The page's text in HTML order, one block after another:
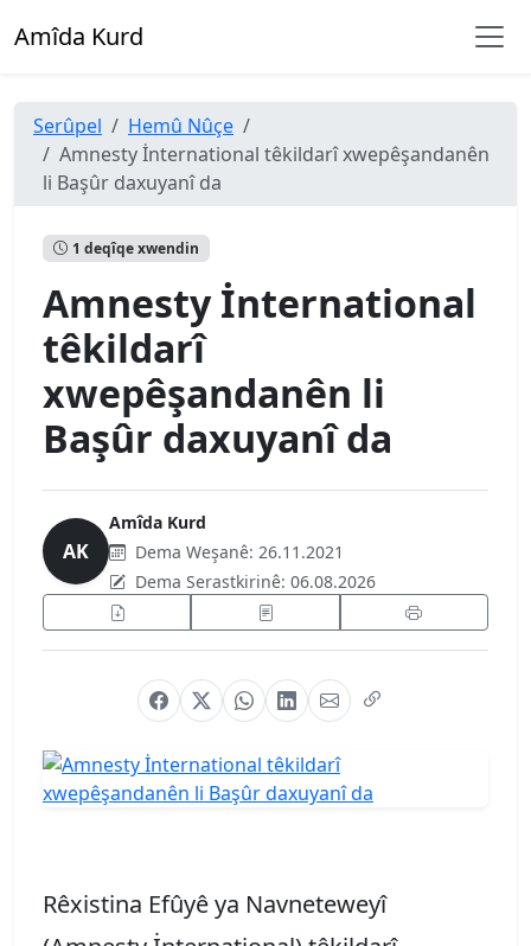
Amîda Kurd
Serûpel
Hemû Nûçe
Amnesty İnternational têkildarî xwepêşandanên
li Başûr daxuyanî da
1 deqîqe xwendin
Amnesty İnternational
têkildarî
xwepêşandanên li
Başûr daxuyanî da
AK
Amîda Kurd
Dema Weşanê: 26.11.2021
Dema Serastkirinê: 06.08.2026
Rêxistina Efûyê ya Navneteweyî